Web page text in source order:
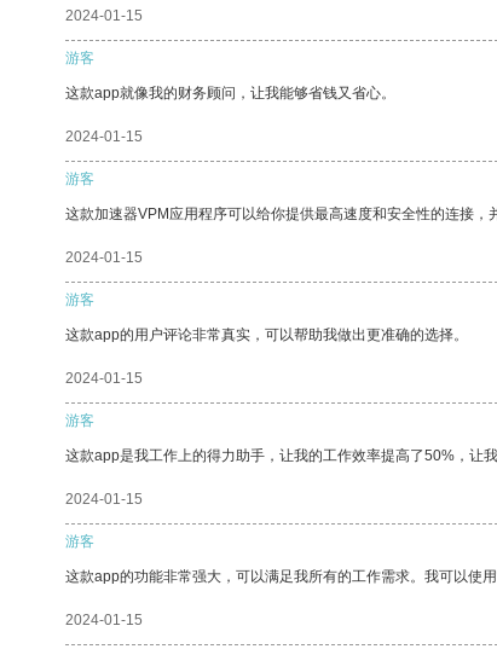
2024-01-15
游客
这款app就像我的财务顾问，让我能够省钱又省心。
2024-01-15
游客
这款加速器VPM应用程序可以给你提供最高速度和安全性的连接，
2024-01-15
游客
这款app的用户评论非常真实，可以帮助我做出更准确的选择。
2024-01-15
游客
这款app是我工作上的得力助手，让我的工作效率提高了50%，让
2024-01-15
游客
这款app的功能非常强大，可以满足我所有的工作需求。我可以使
2024-01-15